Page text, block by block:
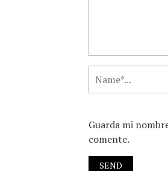
Guarda mi
comente.